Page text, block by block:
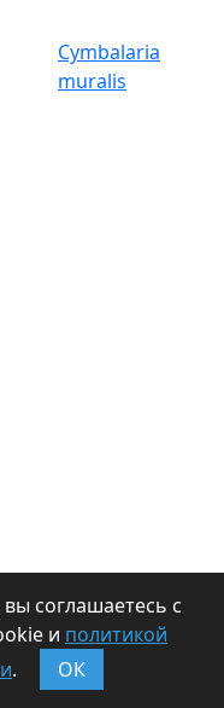
Cymbalaria
muralis
соглашаетесь с
и политикой
. ОК